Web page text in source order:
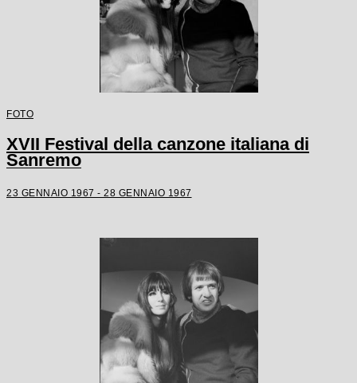
FOTO
XVII Festival della canzone italiana di
Sanremo
23 GENNAIO 1967 - 28 GENNAIO 1967